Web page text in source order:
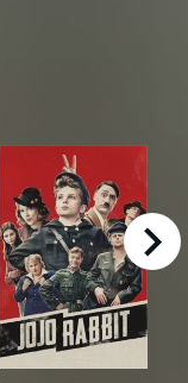
right